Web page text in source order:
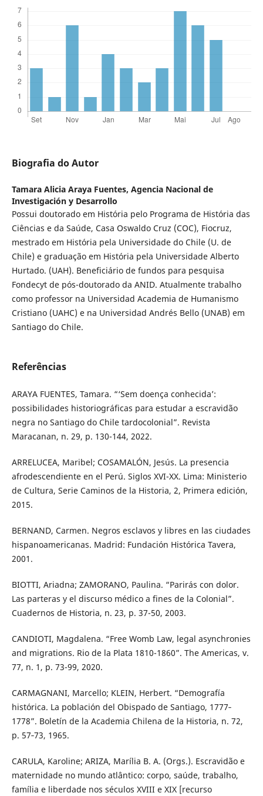
Biografia do Autor
Tamara Alicia Araya Fuentes, Agencia Nacional de
Investigación y Desarrollo
Possui doutorado em História pelo Programa de História das
Ciências e da Saúde, Casa Oswaldo Cruz (COC), Fiocruz,
mestrado em História pela Universidade do Chile (U. de
Chile) e graduação em História pela Universidade Alberto
Hurtado. (UAH). Beneficiário de fundos para pesquisa
Fondecyt de pós-doutorado da ANID. Atualmente trabalho
como professor na Universidad Academia de Humanismo
Cristiano (UAHC) e na Universidad Andrés Bello (UNAB) em
Santiago do Chile.
Referências
ARAYA FUENTES, Tamara. “‘Sem doença conhecida’:
possibilidades historiográficas para estudar a escravidão
negra no Santiago do Chile tardocolonial”. Revista
Maracanan, n. 29, p. 130-144, 2022.
ARRELUCEA, Maribel; COSAMALÓN, Jesús. La presencia
afrodescendiente en el Perú. Siglos XVI-XX. Lima: Ministerio
de Cultura, Serie Caminos de la Historia, 2, Primera edición,
2015.
BERNAND, Carmen. Negros esclavos y libres en las ciudades
hispanoamericanas. Madrid: Fundación Histórica Tavera,
2001.
BIOTTI, Ariadna; ZAMORANO, Paulina. “Parirás con dolor.
Las parteras y el discurso médico a fines de la Colonial”.
Cuadernos de Historia, n. 23, p. 37-50, 2003.
CANDIOTI, Magdalena. “Free Womb Law, legal asynchronies
and migrations. Rio de la Plata 1810-1860”. The Americas, v.
77, n. 1, p. 73-99, 2020.
CARMAGNANI, Marcello; KLEIN, Herbert. “Demografía
histórica. La población del Obispado de Santiago, 1777‐
1778”. Boletín de la Academia Chilena de la Historia, n. 72,
p. 57‐73, 1965.
CARULA, Karoline; ARIZA, Marília B. A. (Orgs.). Escravidão e
maternidade no mundo atlântico: corpo, saúde, trabalho,
família e liberdade nos séculos XVIII e XIX [recurso